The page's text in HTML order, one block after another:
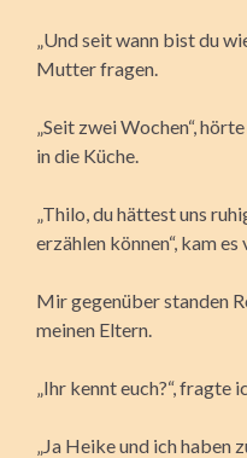
„Und seit wann bist du
Mutter fragen.
„Seit zwei Wochen“,
in die Küche.
„Thilo, du hättest uns
erzählen können“, kam
Mir gegenüber standen
meinen Eltern.
„Ihr kennt euch?“, fragte
„Ja Heike und ich haben